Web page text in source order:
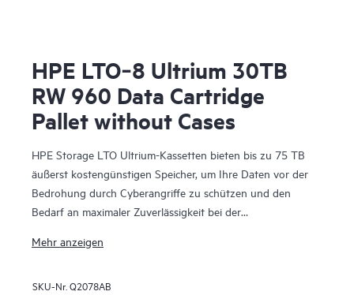
HPE LTO‑8 Ultrium 30TB
RW 960 Data Cartridge
Pallet without Cases
HPE Storage LTO Ultrium-Kassetten bieten bis zu 75 TB
äußerst kostengünstigen Speicher, um Ihre Daten vor der
Bedrohung durch Cyberangriffe zu schützen und den
Bedarf an maximaler Zuverlässigkeit bei der
Unternehmen, den Empfehlungen von
entsprechen, Offline-Kopien ihrer Daten zu speichern.
Mehr anzeigen
SKU-Nr. Q2078AB